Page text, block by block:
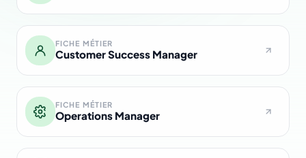
FICHE MÉTIER
Customer Success Manager
FICHE MÉTIER
Operations Manager